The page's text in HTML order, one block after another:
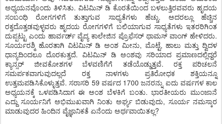
ಅಧ್ಯಯನವೊಂದು ತಿಳಿಸಿತು. ವಿಟಮಿನ್ ಡಿ ಕೊರತೆಯಿಂದ ಬಳಲುತ್ತಿರವವರು ಹೃದಯ
ಸಂಬಂಧಿ ರೋಗಗಳಿಗೆ ತುತ್ತಾಗುವ ಸಾಧ್ಯತೆಗಳು ಹೆಚ್ಚು. ಅದರಲ್ಲೂ ಹೆಚ್ಚಿನ
ರಕ್ತದೊತ್ತಡವುಳ್ಳವರು ಹೃದಯ ರೋಗಗಳಿಗೆ ಬಲಿಯಾಗುವ ಸಾಧ್ಯತೆಗಳು ಇತರರಿಗಿಂತ
ದುಪ್ಪಟ್ಟು ಎಂದು ಹಾರ್ವರ್ಡ್ ವೈದ್ಯ ಕಾಲೇಜಿನ ಪ್ರೊಫೆಸರ್ ಥಾಮಸ್ ವಾಂಗ್ ಹೇಳಿದರು.
ಸೂರ್ಯರಶ್ಮಿ ಹೊರತಾಗಿ ವಿಟಮಿನ್ ಡಿ ಅಂಶ ಮೀನು, ಮೊಟ್ಟೆ, ಹಾಲು ಮತ್ತು ದ್ವಿದಳ
ಧಾನ್ಯದಿಂದಲೂ ದೊರಕುತ್ತದೆ. ವಿಟಮಿನ್ ಡಿ ಅಂಶವು ಸರಿಯಾದ ಪ್ರಮಾಣದಲ್ಲಿದ್ದರೆ
ಕ್ಯಾನ್ಸರ್ ಜೀವಕೋಶಗಳ ಬೆಳವಣಿಗೆಗೆ ತಡೆಯೊಡ್ಡುತ್ತವೆ. ರಕ್ತ ಪರಿಚಲನೆ
ಸಮರ್ಪಕವಾಗುವುದಲ್ಲದೆ ರಕ್ತ ನಾಳಗಳು ಪ್ರತಿರೋಧಕ ಶಕ್ತಿಯನ್ನೂ
ಉತ್ತಮಪಡಿಸಿಕೊಳ್ಳುತ್ತವೆ. ಸರಾಸರಿ 59 ವರ್ಷದ 1700 ಜನರನ್ನು ಐದು ವರ್ಷಗಳ ಕಾಲ
ಅಧ್ಯಯನಕ್ಕೆ ಒಳಪಡಿಸಿದಾಗ ಈ ಅಂಶ ಬೆಳಕಿಗೆ ಬಂತು. ಭಾರತೀಯರು ಮುಂಜಾನೆ
ಎದ್ದು ಸೂರ್ಯನಿಗೆ ಅಭಿಮುಖವಾಗಿ ನಿಂತು ಅರ್ಘ್ಯ ಬಿಡುವುದು, ಸೂರ್ಯ ನಮಸ್ಕಾರ
ಮಾಡುವುದರ ಹಿಂದಿನ ವೈಜ್ಞಾನಿಕತೆ ಏನೆಂದು ಅರ್ಥವಾಯಿತಲ್ಲ?